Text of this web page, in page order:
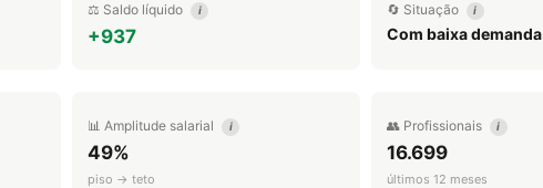
⚖️ Saldo líquido i
+937
🔄 Situação i
Com baixa demanda
📊 Amplitude salarial i
49%
piso → teto
👥 Profissionais i
16.699
últimos 12 meses